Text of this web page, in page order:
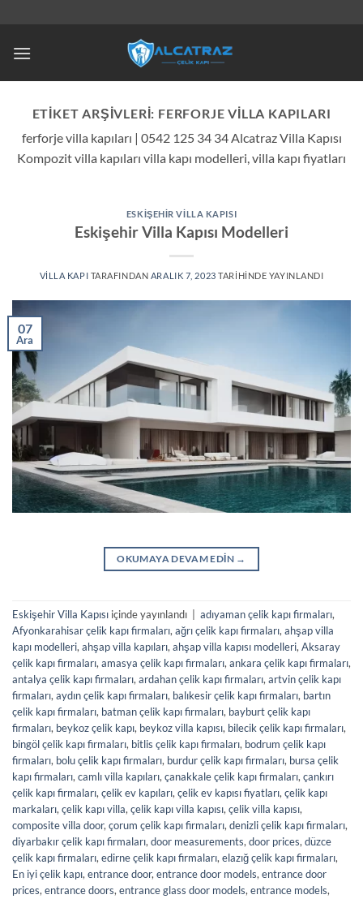
ETIKET ARŞIVLERI: FERFORJE VILLA KAPILARI
ferforje villa kapıları | 0542 125 34 34 Alcatraz Villa Kapısı
Kompozit villa kapıları villa kapı modelleri, villa kapı fiyatları
ESKIŞEHIR VILLA KAPISI
Eskişehir Villa Kapısı Modelleri
VILLA KAPI TARAFINDAN ARALIK 7, 2023 TARIHINDE YAYINLANDI
07
Ara
OKUMAYA DEVAM EDIN →
Eskişehir Villa Kapısı içinde yayınlandı adıyaman çelik kapı firmaları,
Afyonkarahisar çelik kapı firmaları,ağrı çelik kapı firmaları,ahşap villa
kapı modelleri,ahşap villa kapıları,ahşap villa kapısı modelleri,Aksaray
çelik kapı firmaları,amasya çelik kapı firmaları,ankara çelik kapı firmaları,
antalya çelik kapı firmaları,ardahan çelik kapı firmaları,artvin çelik kapı
firmaları,aydın çelik kapı firmaları, balıkesir çelik kapı firmaları, bartın
çelik kapı firmaları, batman çelik kapı firmaları, bayburt çelik kapı
firmaları, beykoz çelik kapı, beykoz villa kapısı, bilecik çelik kapı firmaları,
bingöl çelik kapı firmaları, bitlis çelik kapı firmaları, bodrum çelik kapı
firmaları, bolu çelik kapı firmaları, burdur çelik kapı firmaları, bursa çelik
kapı firmaları,camlı villa kapıları,çanakkale çelik kapı firmaları,çankırı
çelik kapı firmaları,çelik ev kapıları,çelik ev kapısı fiyatları,çelik kapı
markaları,çelik kapı villa,çelik kapı villa kapısı,çelik villa kapısı,
composite villa door,çorum çelik kapı firmaları,denizli çelik kapı firmaları,
diyarbakır çelik kapı firmaları,door measurements,door prices,düzce
çelik kapı firmaları,edirne çelik kapı firmaları,elazığ çelik kapı firmaları,
En iyi çelik kapı,entrance door,entrance door models,entrance door
prices,entrance doors,entrance glass door models,entrance models,